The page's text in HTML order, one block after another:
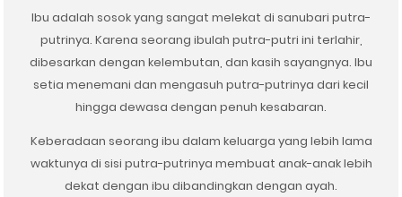
Ibu adalah sosok yang sangat melekat di sanubari putra-
putrinya. Karena seorang ibulah putra-putri ini terlahir,
dibesarkan dengan kelembutan, dan kasih sayangnya. Ibu
setia menemani dan mengasuh putra-putrinya dari kecil
hingga dewasa dengan penuh kesabaran.
Keberadaan seorang ibu dalam keluarga yang lebih lama
waktunya di sisi putra-putrinya membuat anak-anak lebih
dekat dengan ibu dibandingkan dengan ayah.